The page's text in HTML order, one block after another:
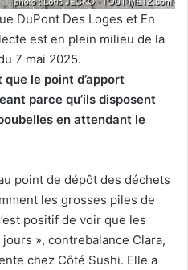
DuPont Des Loges et En
est en plein milieu de la
7 mai 2025.
le point d’apport
parce qu’ils disposent
en attendant le
point de dépôt des déchets
les grosses piles de
positif de voir que les
», contrebalance Clara,
chez Côté Sushi. Elle a